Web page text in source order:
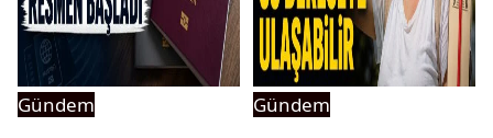
Gündem
Gündem